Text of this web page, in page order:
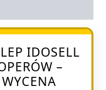
IDOSELL
–